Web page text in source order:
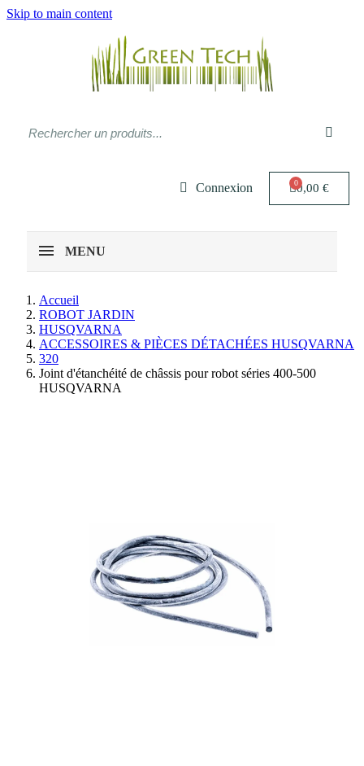
Skip to main content
Connexion 0,00 €
MENU
Accueil
ROBOT JARDIN
HUSQVARNA
ACCESSOIRES & PIÈCES DÉTACHÉES HUSQVARNA
320
Joint d'étanchéité de châssis pour robot séries 400-500
HUSQVARNA